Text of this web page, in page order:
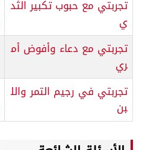
تجربتي مع حبوب تكبير الثد
ي
تجربتي مع دعاء وأفوض أم
ري
تجربتي في رجيم التمر والل
بن